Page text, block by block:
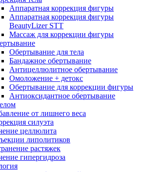
Аппаратная коррекция фигуры
Аппаратная коррекция фигуры
BeautyLizer STT
Массаж для коррекции фигуры
Обертывание для тела
Бандажное обертывание
Антицеллюлитное обертывание
Омоложение + детокс
Обертывание для коррекции фигуры
Антиоксидантное обертывание
от лишнего веса
силуэта
целлюлита
липолитиков
растяжек
гипергидроза